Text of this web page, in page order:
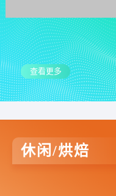
查看更多
休闲/烘焙